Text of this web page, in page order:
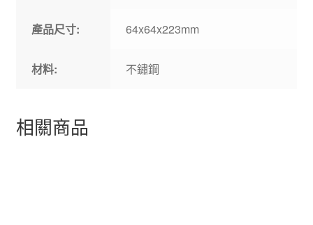
產品尺寸: 64x64x223mm
材料: 不鏽鋼
相關商品